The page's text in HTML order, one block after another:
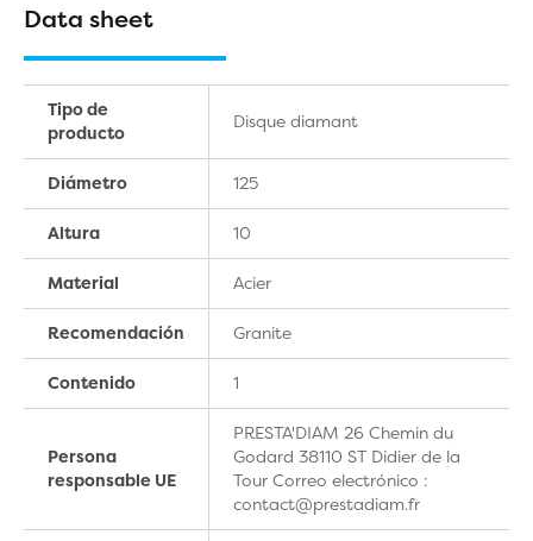
Data sheet
Tipo de
producto
Disque diamant
Diámetro 125
Altura 10
Material Acier
Recomendación Granite
Contenido 1
Persona
responsable UE
PRESTA'DIAM 26 Chemin du
Godard 38110 ST Didier de la
Tour Correo electrónico :
contact@prestadiam.fr